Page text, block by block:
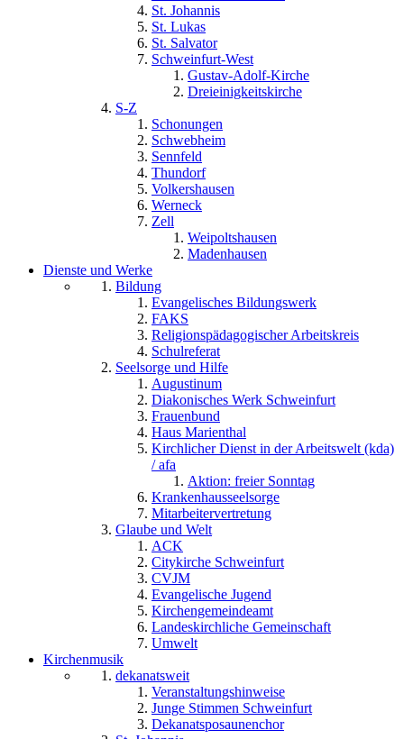
St. Johannis
St. Lukas
St. Salvator
Schweinfurt-West
Gustav-Adolf-Kirche
Dreieinigkeitskirche
S-Z
Schonungen
Schwebheim
Sennfeld
Thundorf
Volkershausen
Werneck
Zell
Weipoltshausen
Madenhausen
Dienste und Werke
Bildung
Evangelisches Bildungswerk
FAKS
Religionspädagogischer Arbeitskreis
Schulreferat
Seelsorge und Hilfe
Augustinum
Diakonisches Werk Schweinfurt
Frauenbund
Haus Marienthal
Kirchlicher Dienst in der Arbeitswelt (kda)
/ afa
Aktion: freier Sonntag
Krankenhausseelsorge
Mitarbeitervertretung
Glaube und Welt
ACK
Citykirche Schweinfurt
CVJM
Evangelische Jugend
Kirchengemeindeamt
Landeskirchliche Gemeinschaft
Umwelt
Kirchenmusik
dekanatsweit
Veranstaltungshinweise
Junge Stimmen Schweinfurt
Dekanatsposaunenchor